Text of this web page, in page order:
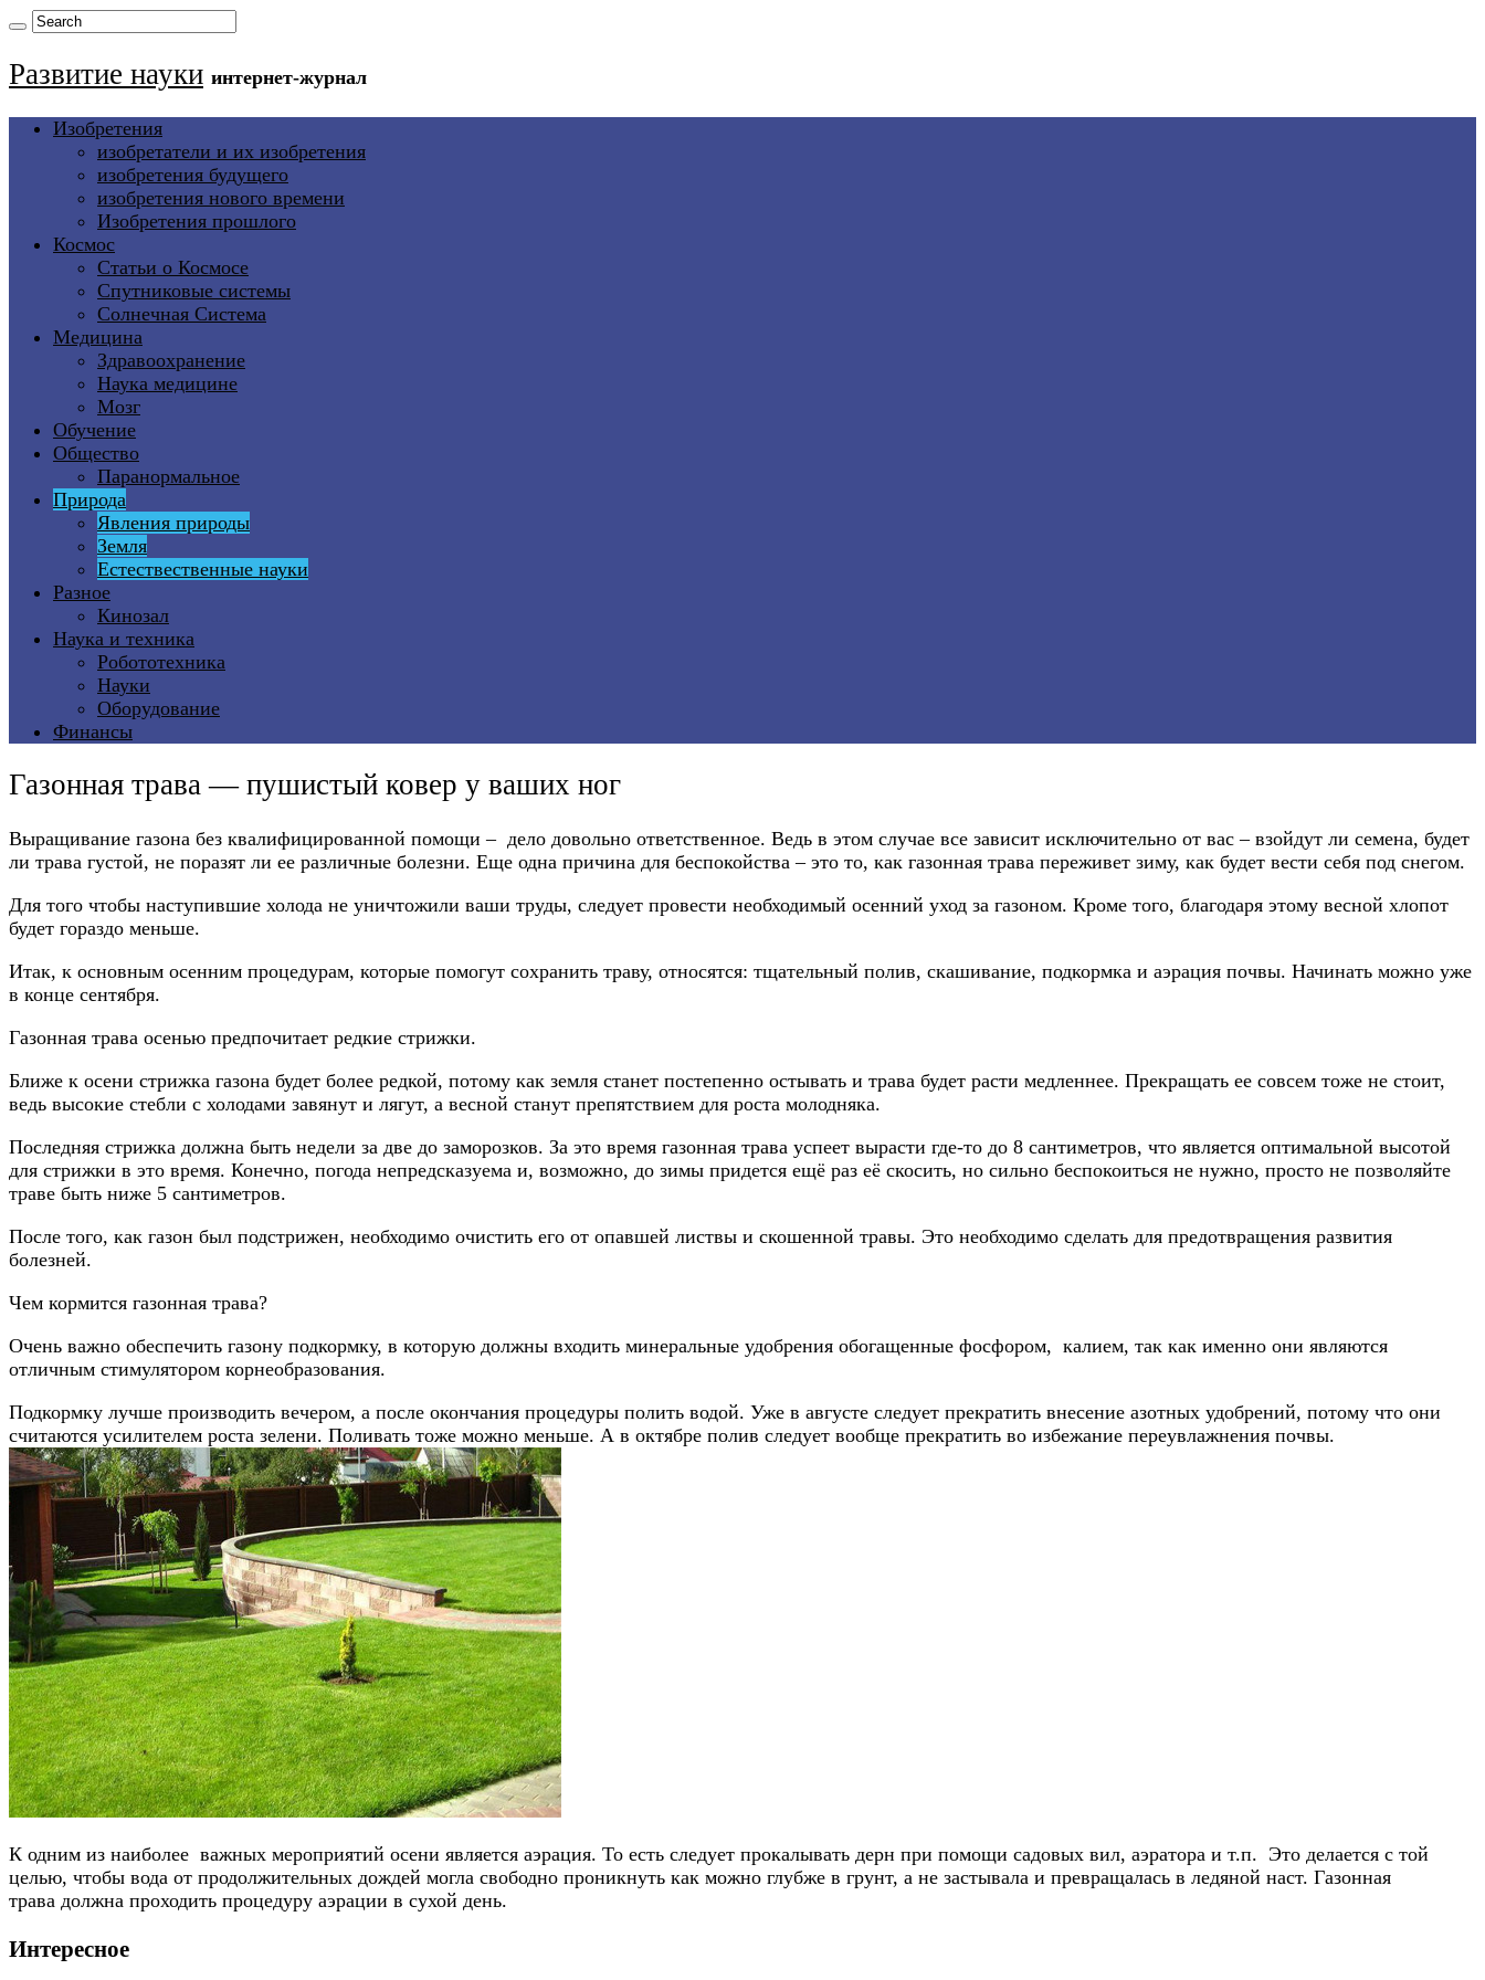
Развитие науки интернет-журнал
Изобретения
изобретатели и их изобретения
изобретения будущего
изобретения нового времени
Изобретения прошлого
Космос
Статьи о Космосе
Спутниковые системы
Солнечная Система
Медицина
Здравоохранение
Наука медицине
Мозг
Обучение
Общество
Паранормальное
Природа
Явления природы
Земля
Естествественные науки
Разное
Кинозал
Наука и техника
Робототехника
Науки
Оборудование
Финансы
Газонная трава — пушистый ковер у ваших ног
Выращивание газона без квалифицированной помощи – дело довольно ответственное. Ведь в этом случае все зависит исключительно от вас – взойдут ли семена, будет
ли трава густой, не поразят ли ее различные болезни. Еще одна причина для беспокойства – это то, как газонная трава переживет зиму, как будет вести себя под снегом.
Для того чтобы наступившие холода не уничтожили ваши труды, следует провести необходимый осенний уход за газоном. Кроме того, благодаря этому весной хлопот
будет гораздо меньше.
Итак, к основным осенним процедурам, которые помогут сохранить траву, относятся: тщательный полив, скашивание, подкормка и аэрация почвы. Начинать можно уже
в конце сентября.
Газонная трава осенью предпочитает редкие стрижки.
Ближе к осени стрижка газона будет более редкой, потому как земля станет постепенно остывать и трава будет расти медленнее. Прекращать ее совсем тоже не стоит,
ведь высокие стебли с холодами завянут и лягут, а весной станут препятствием для роста молодняка.
Последняя стрижка должна быть недели за две до заморозков. За это время газонная трава успеет вырасти где-то до 8 сантиметров, что является оптимальной высотой
для стрижки в это время. Конечно, погода непредсказуема и, возможно, до зимы придется ещё раз её скосить, но сильно беспокоиться не нужно, просто не позволяйте
траве быть ниже 5 сантиметров.
После того, как газон был подстрижен, необходимо очистить его от опавшей листвы и скошенной травы. Это необходимо сделать для предотвращения развития
болезней.
Чем кормится газонная трава?
Очень важно обеспечить газону подкормку, в которую должны входить минеральные удобрения обогащенные фосфором, калием, так как именно они являются
отличным стимулятором корнеобразования.
Подкормку лучше производить вечером, а после окончания процедуры полить водой. Уже в августе следует прекратить внесение азотных удобрений, потому что они
считаются усилителем роста зелени. Поливать тоже можно меньше. А в октябре полив следует вообще прекратить во избежание переувлажнения почвы.
К одним из наиболее важных мероприятий осени является аэрация. То есть следует прокалывать дерн при помощи садовых вил, аэратора и т.п. Это делается с той
целью, чтобы вода от продолжительных дождей могла свободно проникнуть как можно глубже в грунт, а не застывала и превращалась в ледяной наст. Газонная
трава должна проходить процедуру аэрации в сухой день.
Интересное